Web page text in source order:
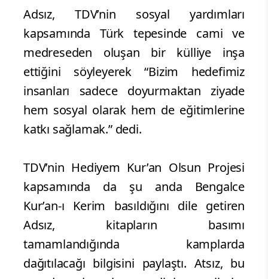
Adsız, TDV’nin sosyal yardımları
kapsamında Türk tepesinde cami ve
medreseden oluşan bir külliye inşa
ettiğini söyleyerek “Bizim hedefimiz
insanları sadece doyurmaktan ziyade
hem sosyal olarak hem de eğitimlerine
katkı sağlamak.” dedi.
TDV’nin Hediyem Kur’an Olsun Projesi
kapsamında da şu anda Bengalce
Kur’an-ı Kerim basıldığını dile getiren
Adsız, kitapların basımı
tamamlandığında kamplarda
dağıtılacağı bilgisini paylaştı. Atsız, bu